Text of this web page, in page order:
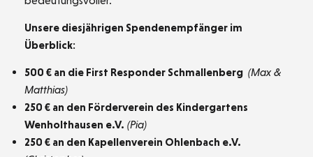
Unsere diesjährigen Spendenempfänger im
Überblick:
500 € an die First Responder Schmallenberg (Max &
Matthias)
250 € an den Förderverein des Kindergartens
Wenholthausen e.V. (Pia)
250 € an den Kapellenverein Ohlenbach e.V.